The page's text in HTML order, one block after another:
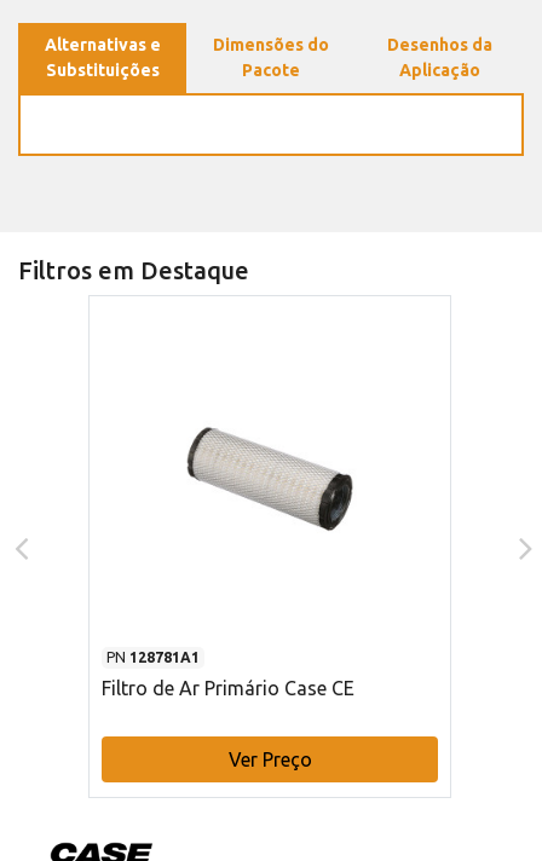
Alternativas e
Substituições
Dimensões do
Pacote
Desenhos da
Aplicação
Filtros em Destaque
PN 128781A1
Filtro de Ar Primário Case CE
Ver Preço